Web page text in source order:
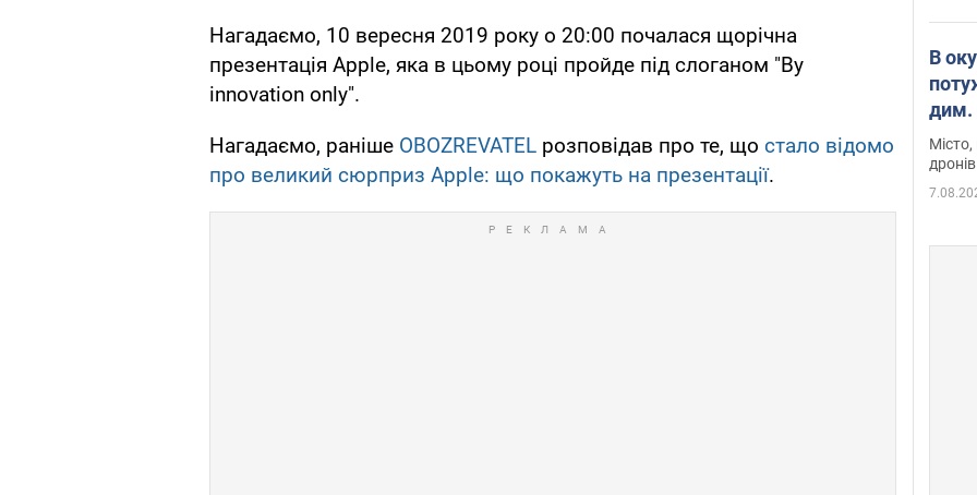
Нагадаємо, 10 вересня 2019 року о 20:00 почалася щорічна
презентація Apple, яка в цьому році пройде під слоганом "By
innovation only".
Нагадаємо, раніше OBOZREVATEL розповідав про те, що стало відомо
про великий сюрприз Apple: що покажуть на презентації.
В
дим.
дронів